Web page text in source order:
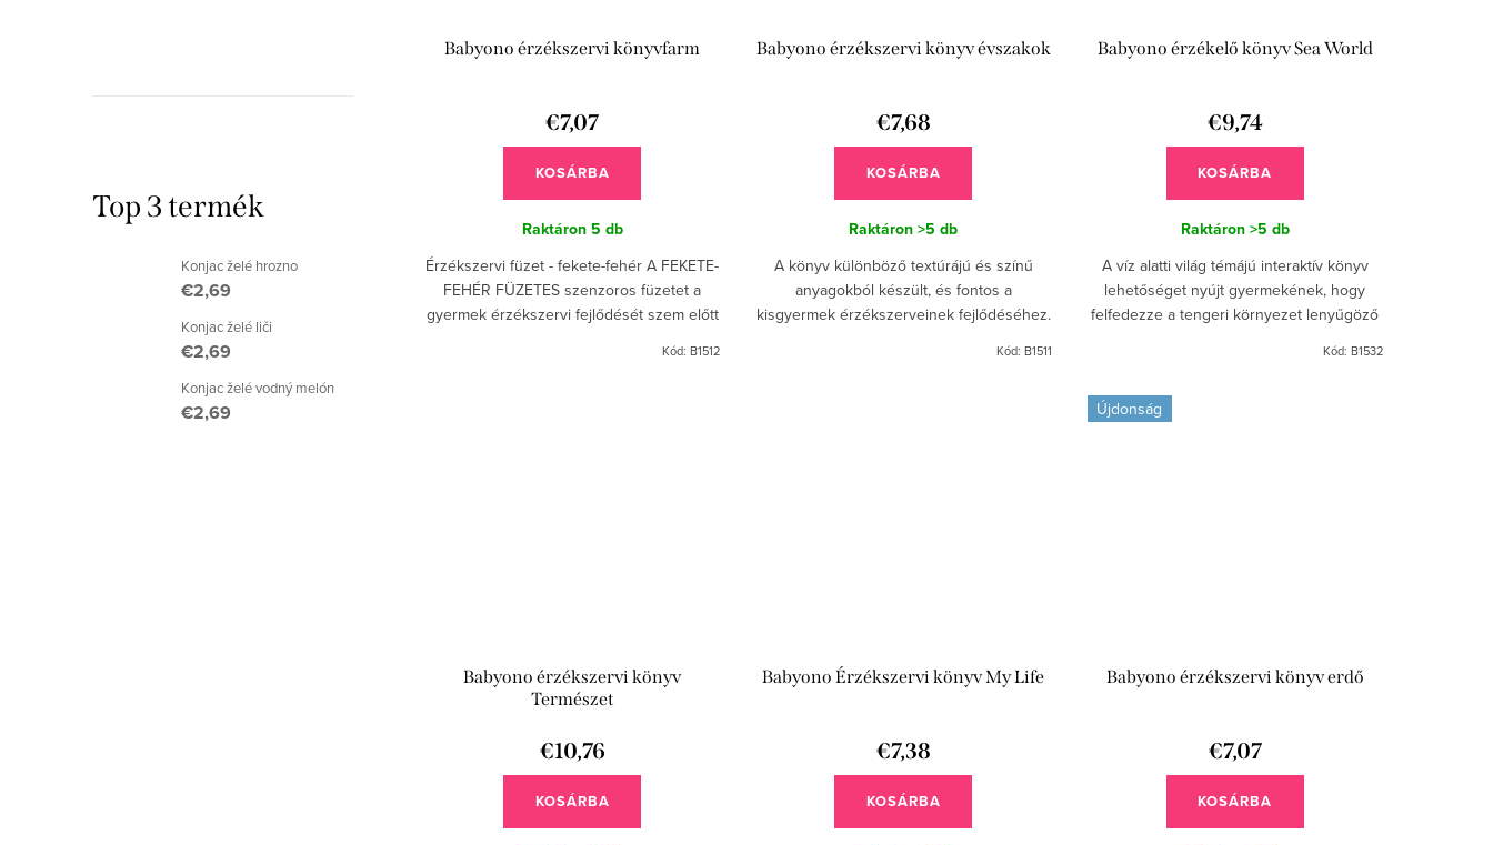
Top 3 termék
Konjac želé hrozno
€2,69
Konjac želé liči
€2,69
Konjac želé vodný melón
€2,69
Babyono érzékszervi könyvfarm
€7,07
KOSÁRBA
Raktáron 5 db
Érzékszervi füzet - fekete-fehér A FEKETE-
FEHÉR FÜZETES szenzoros füzetet a
gyermek érzékszervi fejlődését szem előtt
Kód:B1512
Babyono érzékszervi könyv évszakok
€7,68
KOSÁRBA
Raktáron>5 db
A könyv különböző textúrájú és színű
anyagokból készült, és fontos a
kisgyermek érzékszerveinek fejlődéséhez.
Kód: B1511
Babyono érzékelő könyv Sea World
€9,74
KOSÁRBA
Raktáron >5 db
A víz alatti világ témájú interaktív könyv
lehetőséget nyújt gyermekének, hogy
felfedezze a tengeri környezet lenyűgöző
Kód: B1532
Babyono érzékszervi könyv
Természet
€10,76
KOSÁRBA
Babyono Érzékszervi könyv My Life
€7,38
KOSÁRBA
Újdonság
Babyono érzékszervi könyv erdő
€7,07
KOSÁRBA